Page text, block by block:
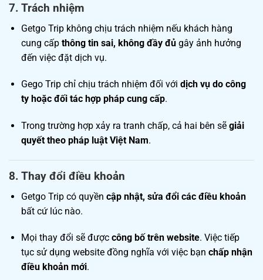
7. Trách nhiệm
Getgo Trip không chịu trách nhiệm nếu khách hàng
cung cấp thông tin sai, không đầy đủgây ảnh hưởng
đến việc đặt dịch vụ.
Gego Trip chỉ chịu trách nhiệm đối với dịch vụ do công
ty hoặc đối tác hợp pháp cung cấp.
Trong trường hợp xảy ra tranh chấp, cả hai bên sẽ giải
quyết theo pháp luật Việt Nam.
8. Thay đổi điều khoản
Getgo Trip có quyền cập nhật, sửa đổi các điều khoản
bất cứ lúc nào.
Mọi thay đổi sẽ được công bố trên website. Việc tiếp
tục sử dụng website đồng nghĩa với việc bạn chấp nhận
điều khoản mới.